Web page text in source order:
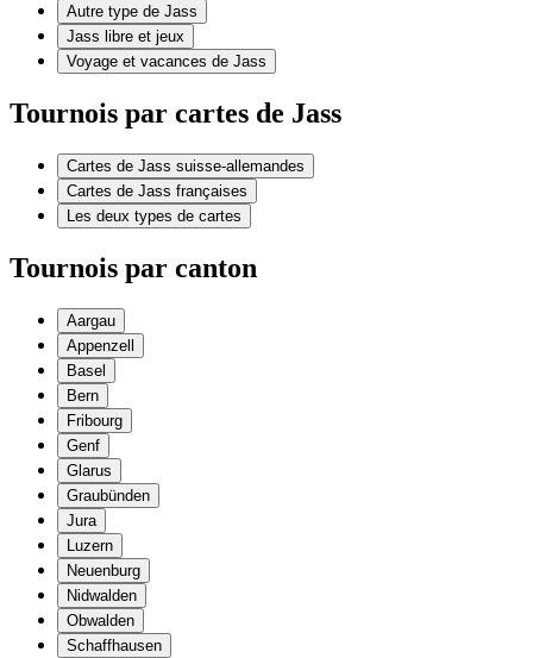
Autre type de Jass
Jass libre et jeux
Voyage et vacances de Jass
Tournois par cartes de Jass
Cartes de Jass suisse-allemandes
Cartes de Jass françaises
Les deux types de cartes
Tournois par canton
Aargau
Appenzell
Basel
Bern
Fribourg
Genf
Glarus
Graubünden
Jura
Luzern
Neuenburg
Nidwalden
Obwalden
Schaffhausen